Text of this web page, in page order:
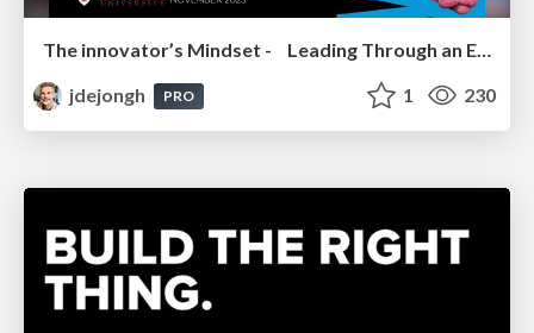
The innovator’s Mindset - Leading Through an Era of Exponential Change - McGill University 2025
jdejongh
PRO 1 230